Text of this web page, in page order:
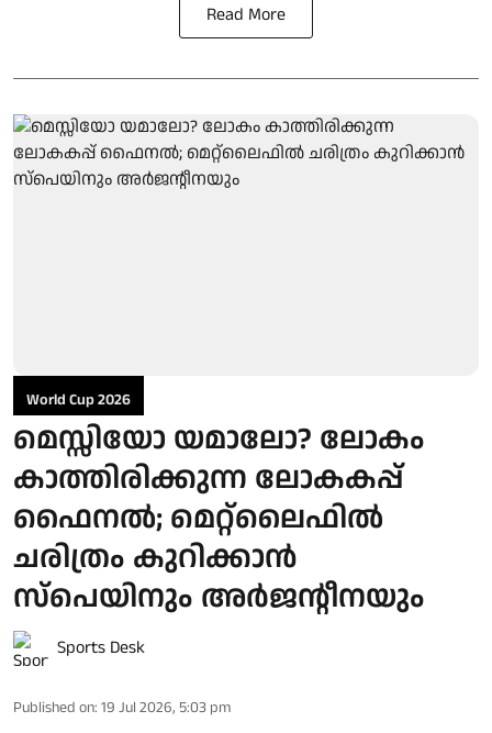
Read More
World Cup 2026
മെസ്സിയോ യമാലോ? ലോകം
കാത്തിരിക്കുന്ന ലോകകപ്പ്
ഫൈനൽ; മെറ്റ്ലൈഫിൽ
ചരിത്രം കുറിക്കാൻ
സ്പെയിനും അർജന്റീനയും
Sports Desk
Published on: 19 Jul 2026, 5:03 pm